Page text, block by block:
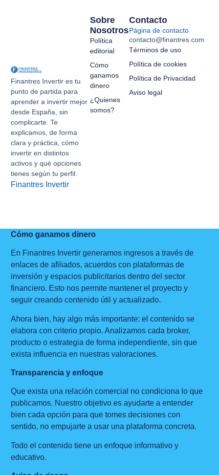
Finantres Invertir es tu
punto de partida para
aprender a invertir mejor
desde España, sin
complicarte. Te
explicamos, de forma
clara y práctica, cómo
invertir en distintos
activos y qué opciones
tienes según tu perfil.
Finantres Invertir
Sobre
Nosotros
Política
editorial
Cómo
ganamos
dinero
¿Quienes
somos?
Contacto
Página de contacto
contacto@finantres.com
Términos de uso
Política de cookies
Política de Privacidad
Aviso legal
Cómo ganamos dinero
En Finantres Invertir generamos ingresos a través de
enlaces de afiliados, acuerdos con plataformas de
inversión y espacios publicitarios dentro del sector
financiero. Esto nos permite mantener el proyecto y
seguir creando contenido útil y actualizado.
Ahora bien, hay algo más importante: el contenido se
elabora con criterio propio. Analizamos cada broker,
producto o estrategia de forma independiente, sin que
exista influencia en nuestras valoraciones.
Transparencia y enfoque
Que exista una relación comercial no condiciona lo que
publicamos. Nuestro objetivo es ayudarte a entender
bien cada opción para que tomes decisiones con
sentido, no empujarte a usar una plataforma concreta.
Todo el contenido tiene un enfoque informativo y
educativo.